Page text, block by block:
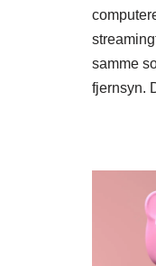
samme
fjernsyn.